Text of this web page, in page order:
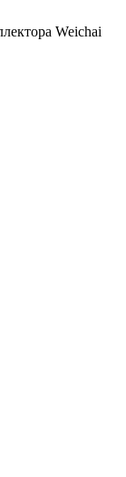
Weichai